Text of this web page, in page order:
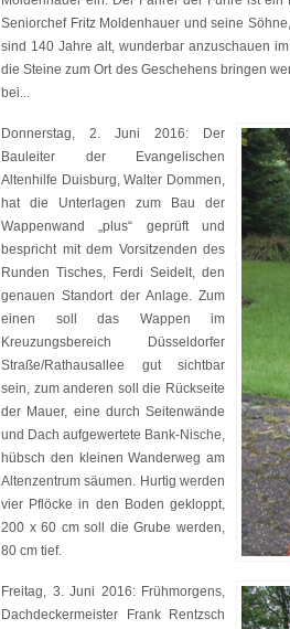
Seniorchef Fritz Moldenhauer und seine
sind 140 Jahre alt, wunderbar anzuschauen
die Steine zum Ort des Geschehens bringen
bei...
Donnerstag, 2. Juni 2016: Der
Bauleiter der Evangelischen
Altenhilfe Duisburg, Walter Dommen,
hat die Unterlagen zum Bau der
Wappenwand „plus“ geprüft und
bespricht mit dem Vorsitzenden des
Runden Tisches, Ferdi Seidelt, den
genauen Standort der Anlage. Zum
einen soll das Wappen im
Kreuzungsbereich Düsseldorfer
Straße/Rathausallee gut sichtbar
sein, zum anderen soll die Rückseite
der Mauer, eine durch Seitenwände
und Dach aufgewertete Bank-Nische,
hübsch den kleinen Wanderweg am
Altenzentrum säumen. Hurtig werden
vier Pflöcke in den Boden gekloppt,
200 x 60 cm soll die Grube werden,
80 cm tief.
Freitag, 3. Juni 2016: Frühmorgens,
Dachdeckermeister Frank Rentzsch